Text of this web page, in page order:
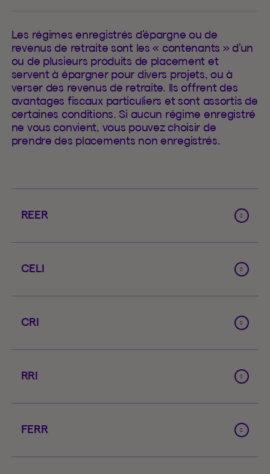
Les régimes enregistrés d’épargne ou de
revenus de retraite sont les « contenants » d’un
ou de plusieurs produits de placement et
servent à épargner pour divers projets, ou à
verser des revenus de retraite. Ils offrent des
avantages fiscaux particuliers et sont assortis de
certaines conditions. Si aucun régime enregistré
ne vous convient, vous pouvez choisir de
prendre des placements non enregistrés.
REER
CELI
CRI
RRI
FERR